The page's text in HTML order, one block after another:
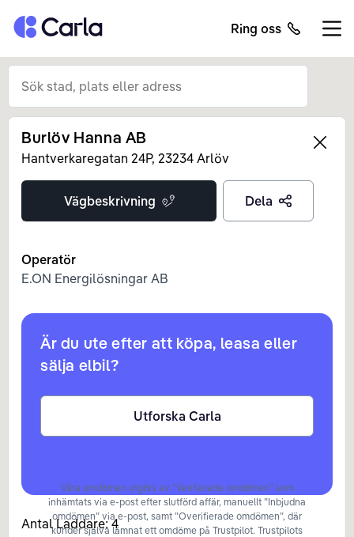
Tillbaka till startsidan Ring oss
Left
Burlöv Hanna AB
Hantverkaregatan 24P, 23234 Arlöv
Vägbeskrivning Dela
Operatör
E.ON Energilösningar AB
Är du ute efter att köpa, leasa eller
sälja elbil?
Utforska Carla
Våra omdömen utgörs av ”Verifierade omdömen” som
inhämtats via e-post efter slutförd affär, manuellt ”Inbjudna
omdömen” via e-post, samt ”Overifierade omdömen”, där
kunder själva lämnat ett omdöme på Trustpilot. Trustpilots
Antal Laddare:4